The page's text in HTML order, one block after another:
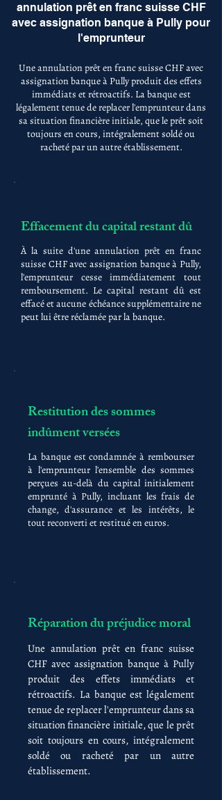
annulation prêt en franc suisse CHF
avec assignation banque à Pully pour
l'emprunteur
Une annulation prêt en franc suisse CHF avec
assignation banque à Pully produit des effets
immédiats et rétroactifs. La banque est
légalement tenue de replacer l'emprunteur dans
sa situation financière initiale, que le prêt soit
toujours en cours, intégralement soldé ou
racheté par un autre établissement.
Effacement du capital restant dû
À la suite d'une annulation prêt en franc
suisse CHF avec assignation banque à Pully,
l'emprunteur cesse immédiatement tout
remboursement. Le capital restant dû est
effacé et aucune échéance supplémentaire ne
peut lui être réclamée par la banque.
Restitution des sommes
indûment versées
La banque est condamnée à rembourser
à l'emprunteur l'ensemble des sommes
perçues au-delà du capital initialement
emprunté à Pully, incluant les frais de
change, d'assurance et les intérêts, le
tout reconverti et restitué en euros.
Réparation du préjudice moral
Une annulation prêt en franc suisse
CHF avec assignation banque à Pully
produit des effets immédiats et
rétroactifs. La banque est légalement
tenue de replacer l'emprunteur dans sa
situation financière initiale, que le prêt
soit toujours en cours, intégralement
soldé ou racheté par un autre
établissement.